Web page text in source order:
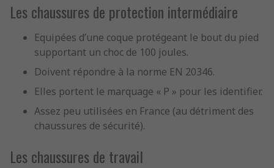
Les chaussures de protection intermédiaire
Equipées d’une coque protégeant le bout du pied
supportant un choc de 100 joules.
Doivent répondre à la norme EN 20346.
Elles portent le marquage « P » pour les identifier.
Assez peu utilisées en France (au détriment des
chaussures de sécurité).
Les chaussures de travail